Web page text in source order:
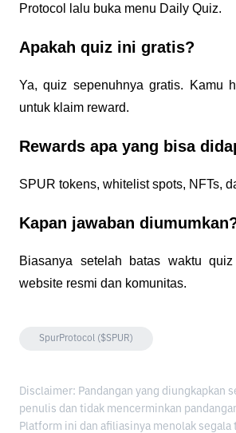
Protocol lalu buka menu Daily Quiz.
Apakah quiz ini gratis?
Ya, quiz sepenuhnya gratis. Kamu
untuk klaim reward.
Rewards apa yang bisa
SPUR tokens, whitelist spots, NFTs,
Kapan jawaban
Biasanya setelah batas waktu
website resmi dan komunitas.
SpurProtocol ($SPUR)
Disclaimer: Pandangan yang diungkapkan
penulis dan tidak mencerminkan
Platform ini dan afiliasinya menolak segala